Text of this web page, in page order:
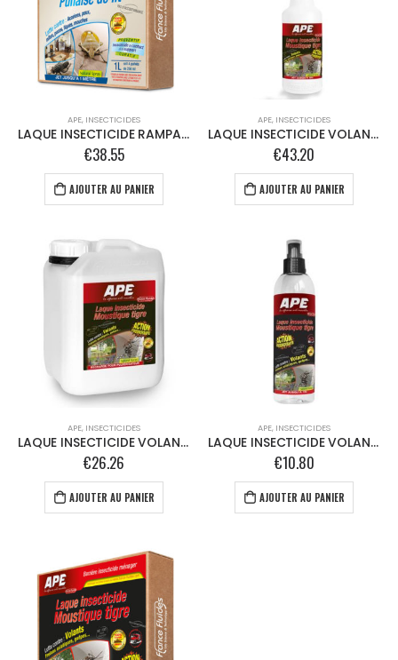
APE, INSECTICIDES
LAQUE INSECTICIDE RAMPANTS – Kit 4 X Sprayeur 250 ml
€38.55
AJOUTER AU PANIER
APE, INSECTICIDES
LAQUE INSECTICIDE VOLANTS – 1L
€43.20
AJOUTER AU PANIER
APE, INSECTICIDES
LAQUE INSECTICIDE VOLANTS – 2,5L
€26.26
AJOUTER AU PANIER
APE, INSECTICIDES
LAQUE INSECTICIDE VOLANTS – 250ml
€10.80
AJOUTER AU PANIER